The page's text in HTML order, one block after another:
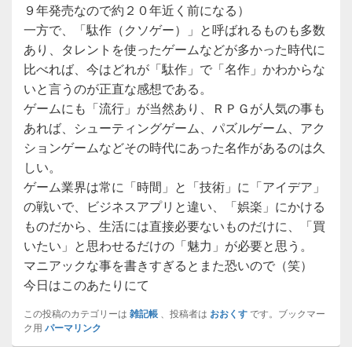
９年発売なので約２０年近く前になる）
一方で、「駄作（クソゲー）」と呼ばれるものも多数
あり、タレントを使ったゲームなどが多かった時代に
比べれば、今はどれが「駄作」で「名作」かわからな
いと言うのが正直な感想である。
ゲームにも「流行」が当然あり、ＲＰＧが人気の事も
あれば、シューティングゲーム、パズルゲーム、アク
ションゲームなどその時代にあった名作があるのは久
しい。
ゲーム業界は常に「時間」と「技術」に「アイデア」
の戦いで、ビジネスアプリと違い、「娯楽」にかける
ものだから、生活には直接必要ないものだけに、「買
いたい」と思わせるだけの「魅力」が必要と思う。
マニアックな事を書きすぎるとまた恐いので（笑）
今日はこのあたりにて
この投稿のカテゴリーは 雑記帳 、投稿者は おおくすです。ブックマー
ク用 パーマリンク